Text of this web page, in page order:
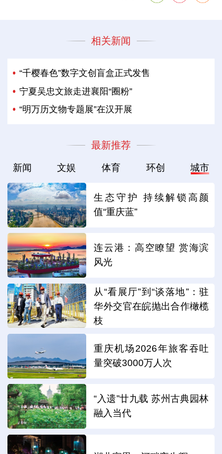
相关新闻
“千樱春色”数字文创盲盒正式发售
宁夏吴忠文旅走进襄阳“圈粉”
“明万历文物专题展”在汉开展
最新推荐
新闻 文娱 体育 环创 城市
生态守护 持续解锁高颜
值“重庆蓝”
连云港：高空瞭望 赏海滨
风光
从“看展厅”到“谈落地”：驻
华外交官在皖抛出合作橄榄
枝
重庆机场2026年旅客吞吐
量突破3000万人次
“入遗”廿九载 苏州古典园林
融入当代